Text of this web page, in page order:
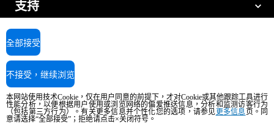
手动清洗清洁剂
树脂过滤水处理
反渗透水处理
我们在全球的办事处
支持
UNOX质保
查找经销商
查找服务中心
版权所有2026 UNOX SpA保留所有权利。Reg.Imp.Padova n°04230750285 -
REA Padova 372835 - Cap.Soc.5.000.000€iv - 增值税/税号04230750285 - IT
WEEE Reg. No. IT08020000000377
AI Content Disclaimer
本网站使用技术Cookie，仅在用户同意的前提下，才对Cookie或其他跟踪工具进行
性能分析，以便根据用户使用或浏览网络的偏爱推送信息，分析和监测访客行为
（包括第三方行为）。有关更多信息并个性化您的选项，请参见更多信息 页。同
意请选择“全部接受”；拒绝请点击×关闭符号。
全部接受
不接受，继续浏览